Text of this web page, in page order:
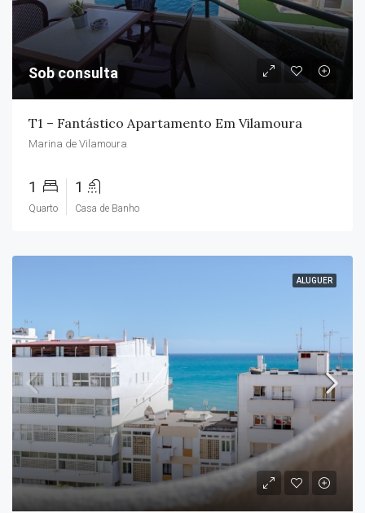
Sob consulta
T1 – Fantástico Apartamento Em Vilamoura
Marina de Vilamoura
1
Quarto
1
Casa de Banho
ALUGUER